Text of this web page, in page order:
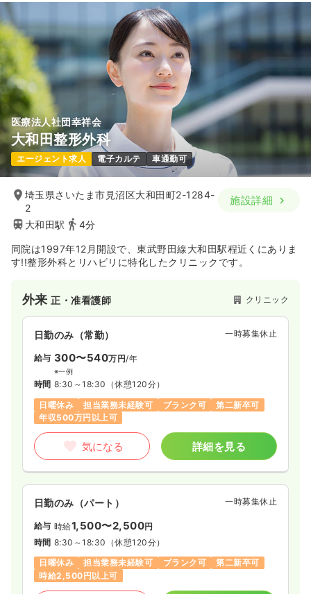
医療法人社団幸祥会
大和田整形外科
エージェント求人 電子カルテ 車通勤可
埼玉県さいたま市見沼区大和田町2-1284-
2
大和田駅
4分
施設詳細
同院は1997年12月開設で、東武野田線大和田駅程近くにありま
す!!整形外科とリハビリに特化したクリニックです。
外来正・准看護師 クリニック
日勤のみ（常勤） 一時募集休止
給与 300〜540万円/年
※一例
時間 8:30～18:30 （休憩120分）
日曜休み
担当業務未経験可 ブランク可
第二新卒可
年収500万円以上可
気になる 詳細を見る
日勤のみ（パート） 一時募集休止
給与 時給1,500〜2,500円
時間 8:30～18:30 （休憩120分）
日曜休み
担当業務未経験可 ブランク可
第二新卒可
時給2,500円以上可